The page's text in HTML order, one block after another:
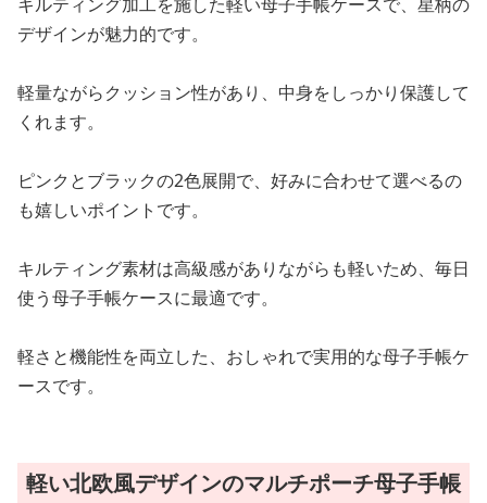
デザインが魅力的です。
軽量ながらクッション性があり、中身をしっかり保護して
くれます。
ピンクとブラックの2色展開で、好みに合わせて選べるの
も嬉しいポイントです。
キルティング素材は高級感がありながらも軽いため、毎日
使う母子手帳ケースに最適です。
軽さと機能性を両立した、おしゃれで実用的な母子手帳ケ
ースです。
軽い北欧風デザインのマルチポーチ母子手帳